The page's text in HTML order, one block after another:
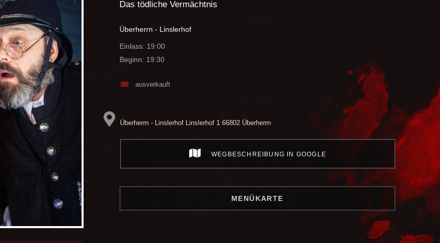
Das tödliche Vermächtnis
Überherrn - Linslerhof
Einlass: 19:00
Beginn: 19:30
ausverkauft
Überherrn - LinslerhofLinslerhof 1 66802 Überherrn
WEGBESCHREIBUNG IN GOOGLE
MENÜKARTE